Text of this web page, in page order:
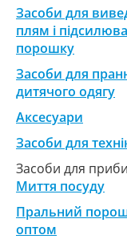
Засоби для
плям і
порошку
Засоби для
дитячого одягу
Аксесуари
Засоби для
Засоби для
Миття посуду
Пральний
оптом